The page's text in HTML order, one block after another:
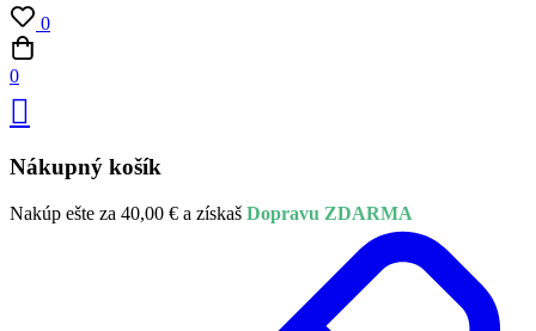
0
0
Nákupný košík
Nakúp ešte za 40,00 € a získaš Dopravu ZDARMA